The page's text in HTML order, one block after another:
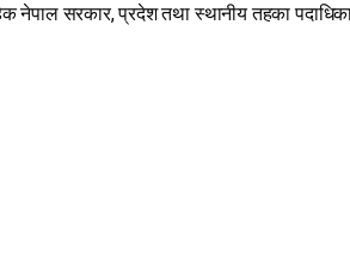
नेपाल सरकार, प्रदेश तथा स्थानीय तहका